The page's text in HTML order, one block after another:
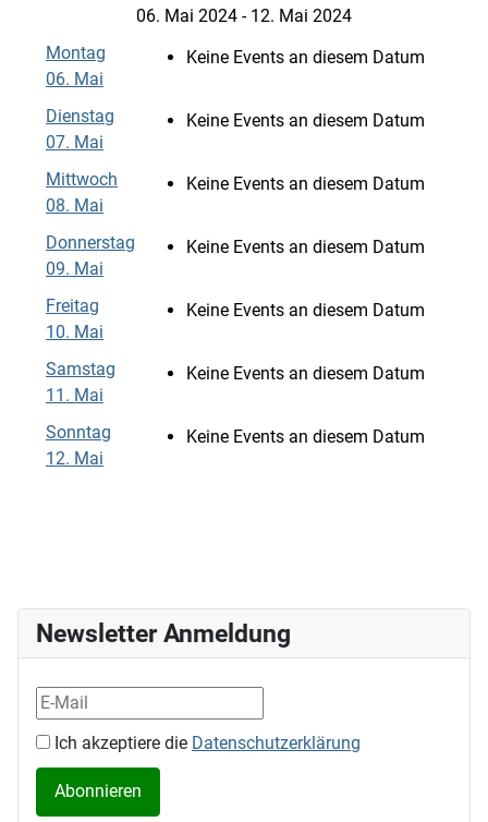
06. Mai 2024 - 12. Mai 2024
Montag
06. Mai
Keine Events an diesem Datum
Dienstag
07. Mai
Keine Events an diesem Datum
Mittwoch
08. Mai
Keine Events an diesem Datum
Donnerstag
09. Mai
Keine Events an diesem Datum
Freitag
10. Mai
Keine Events an diesem Datum
Samstag
11. Mai
Keine Events an diesem Datum
Sonntag
12. Mai
Keine Events an diesem Datum
Newsletter Anmeldung
Ich akzeptiere die Datenschutzerklärung